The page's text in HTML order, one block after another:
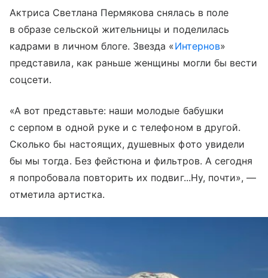
Актриса Светлана Пермякова снялась в поле
в образе сельской жительницы и поделилась
кадрами в личном блоге. Звезда «Интернов»
представила, как раньше женщины могли бы вести
соцсети.
«А вот представьте: наши молодые бабушки
с серпом в одной руке и с телефоном в другой.
Сколько бы настоящих, душевных фото увидели
бы мы тогда. Без фейстюна и фильтров. А сегодня
я попробовала повторить их подвиг...Ну, почти», —
отметила артистка.